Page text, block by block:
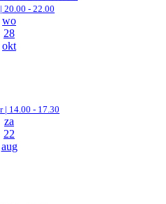
20.00 - 22.00
wo
28
okt
| 14.00 - 17.30
za
22
aug